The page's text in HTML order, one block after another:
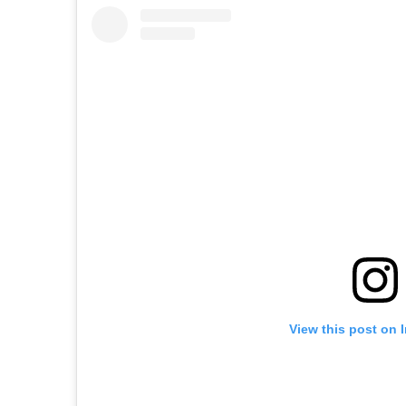
View this post on